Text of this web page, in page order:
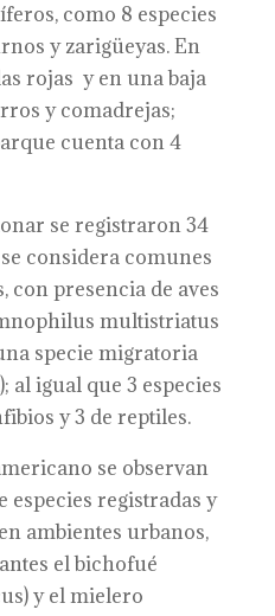
como 8 especies
y zarigüeyas. En
rojas y en una baja
y comadrejas;
cuenta con 4
se registraron 34
considera comunes
con presencia de aves
multistriatus
specie migratoria
al igual que 3 especies
y 3 de reptiles.
se observan
especies registradas y
ambientes urbanos,
el bichofué
y el mielero